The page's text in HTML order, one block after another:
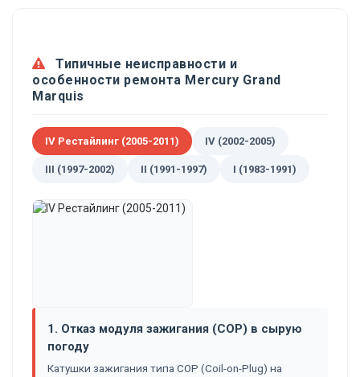
Типичные неисправности и
особенности ремонта Mercury Grand
Marquis
IV Рестайлинг (2005-2011) IV (2002-2005)
III (1997-2002) II (1991-1997) I (1983-1991)
1. Отказ модуля зажигания (COP) в сырую
погоду
Катушки зажигания типа COP (Coil-on-Plug) на